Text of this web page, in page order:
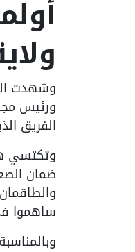
وشهدت
ورئيس
الفريق
وتكتسي
ضمان
ساهموا